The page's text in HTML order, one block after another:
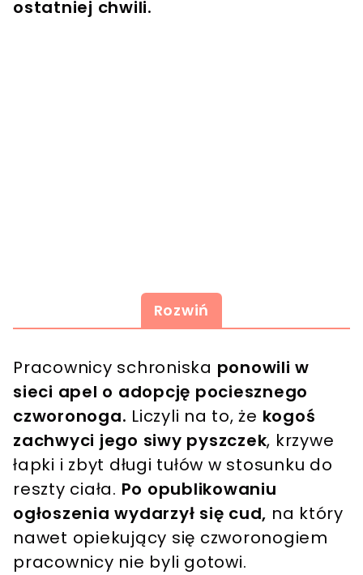
ostatniej chwili.
Rozwiń
Pracownicy schroniska ponowili w
sieci apel o adopcję pociesznego
czworonoga. Liczyli na to, że kogoś
zachwyci jego siwy pyszczek, krzywe
łapki i zbyt długi tułów w stosunku do
reszty ciała. Po opublikowaniu
ogłoszenia wydarzył się cud, na który
nawet opiekujący się czworonogiem
pracownicy nie byli gotowi.